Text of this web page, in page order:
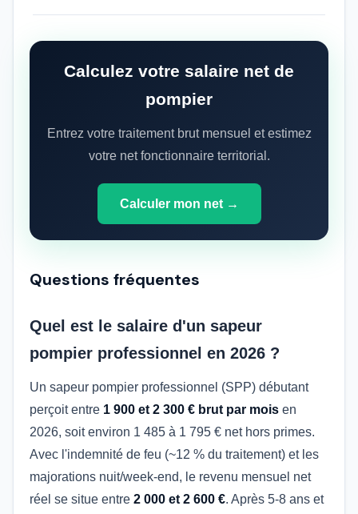
Calculez votre salaire net de
pompier
Entrez votre traitement brut mensuel et estimez
votre net fonctionnaire territorial.
Calculer mon net →
Questions fréquentes
Quel est le salaire d'un sapeur
pompier professionnel en 2026 ?
Un sapeur pompier professionnel (SPP) débutant
perçoit entre 1 900 et 2 300 € brut par mois en
2026, soit environ 1 485 à 1 795 € net hors primes.
Avec l'indemnité de feu (~12 % du traitement) et les
majorations nuit/week-end, le revenu mensuel net
réel se situe entre 2 000 et 2 600 €. Après 5-8 ans et